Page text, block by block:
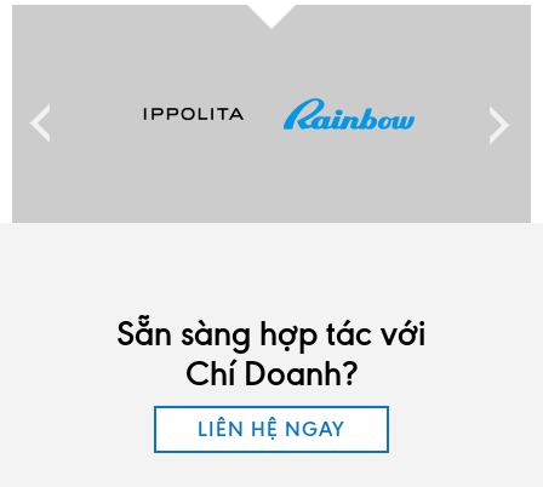
Sẵn sàng hợp tác với
Chí Doanh?
LIÊN HỆ NGAY